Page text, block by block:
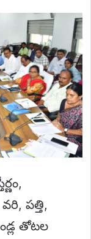
పత్తి,
తోటల